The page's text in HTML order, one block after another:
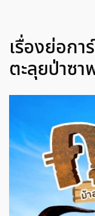
เรื่องย่อก
ตะลุยป่าซา